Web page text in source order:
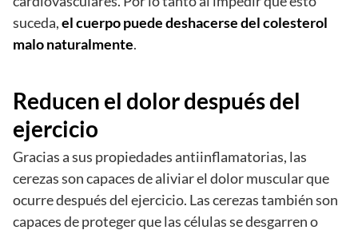
suceda,el cuerpo puede deshacerse del colesterol
malo naturalmente.
Reducen el dolor después del
ejercicio
Gracias a sus propiedades antiinflamatorias, las
cerezas son capaces de aliviar el dolor muscular que
ocurre después del ejercicio. Las cerezas también son
capaces de proteger que las células se desgarren o